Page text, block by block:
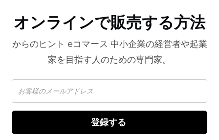
オンラインで販売する方法
からのヒント eコマース 中小企業の経営者や起業
家を目指す人のための専門家。